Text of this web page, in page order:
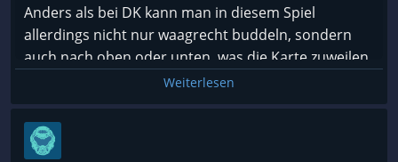
Anders als bei DK kann man in diesem Spiel
allerdings nicht nur waagrecht buddeln, sondern
auch nach oben oder unten, was die Karte zuweilen
etwas unübersichtlich macht. Das stört allerdings
kaum. Wenn man mal seinen Hort angelegt hat und
sich auf Erkundungsmission begibt, sollte man
immer einen kampferprobten Zwerg dabei haben,
Weiterlesen